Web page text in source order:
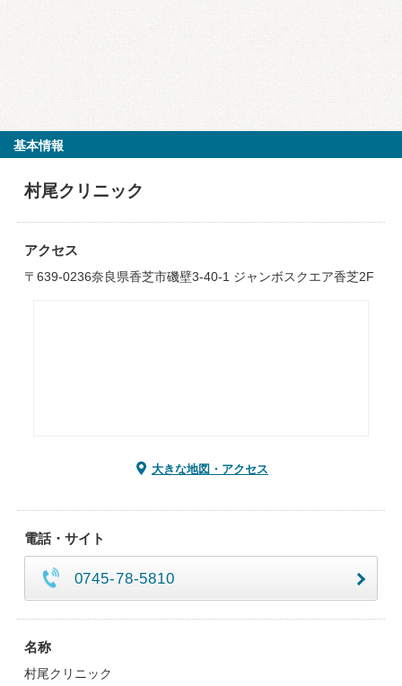
基本情報
村尾クリニック
アクセス
〒639-0236奈良県香芝市磯壁3-40-1 ジャンボスクエア香芝2F
大きな地図・アクセス
電話・サイト
0745-78-5810
名称
村尾クリニック